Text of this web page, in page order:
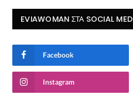
EVIAWOMAN ΣΤΑ SOCIAL
Facebook
Instagram